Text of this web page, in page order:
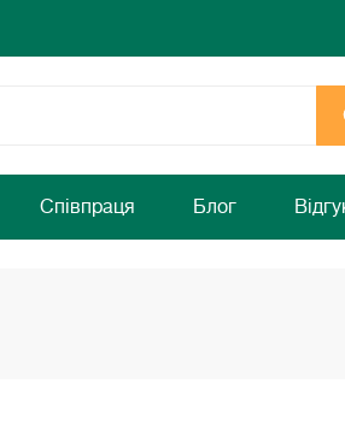
дому!
дому!
Співпраця Блог